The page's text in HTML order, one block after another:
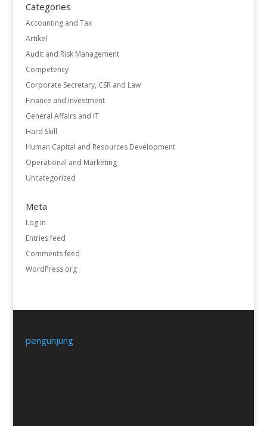
Categories
Accounting and Tax
Artikel
Audit and Risk Management
Competency
Corporate Secretary, CSR and Law
Finance and Investment
General Affairs and IT
Hard Skill
Human Capital and Resources Development
Operational and Marketing
Uncategorized
Meta
Log in
Entries feed
Comments feed
WordPress.org
pengunjung